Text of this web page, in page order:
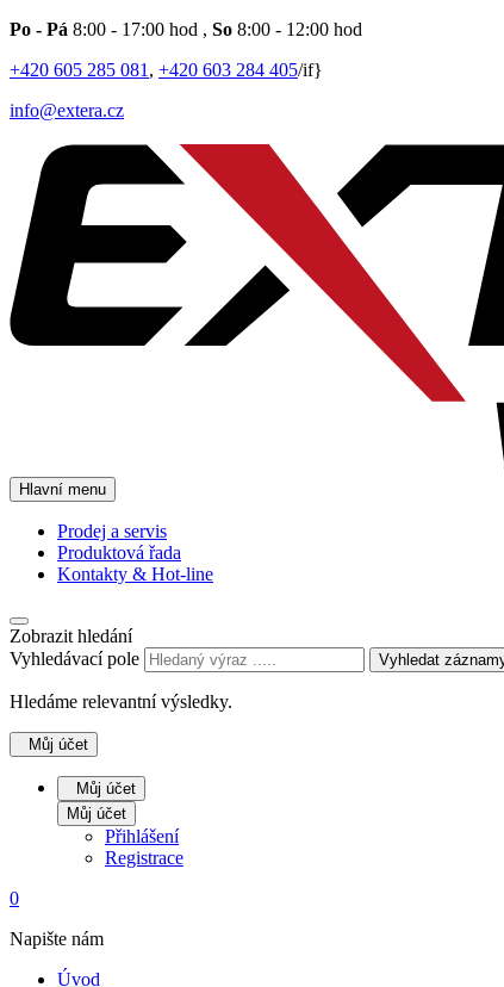
Po - Pá 8:00 - 17:00 hod , So 8:00 - 12:00 hod
+420 605 285 081 , +420 603 284 405/if}
info@extera.cz
Hlavní menu
Prodej a servis
Produktová řada
Kontakty & Hot-line
Zobrazit hledání
Vyhledávací pole
Vyhledat
Hledáme relevantní výsledky.
Můj účet
Můj účet
Můj účet
Přihlášení
Registrace
0
Napište nám
Úvod